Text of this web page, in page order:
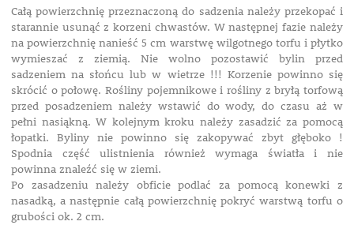
Całą powierzchnię przeznaczoną do sadzenia należy przekopać i
starannie usunąć z korzeni chwastów. W następnej fazie należy
na powierzchnię nanieść 5 cm warstwę wilgotnego torfu i płytko
wymieszać z ziemią. Nie wolno pozostawić bylin przed
sadzeniem na słońcu lub w wietrze !!! Korzenie powinno się
skrócić o połowę. Rośliny pojemnikowe i rośliny z bryłą torfową
przed posadzeniem należy wstawić do wody, do czasu aż w
pełni nasiąkną. W kolejnym kroku należy zasadzić za pomocą
łopatki. Byliny nie powinno się zakopywać zbyt głęboko !
Spodnia część ulistnienia również wymaga światła i nie
powinna znaleźć się w ziemi.
Po zasadzeniu należy obficie podlać za pomocą konewki z
nasadką, a następnie całą powierzchnię pokryć warstwą torfu o
grubości ok. 2 cm.